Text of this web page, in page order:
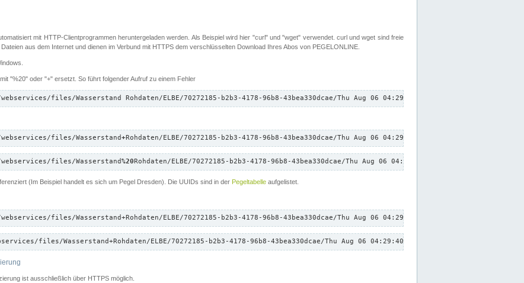
mit HTTP-Clientprogrammen heruntergeladen werden. Als Beispiel wird hier "curl" und "wget" verwendet. curl und wget sind freie
aus dem Internet und dienen im Verbund mit HTTPS dem verschlüsselten Download Ihres Abos von PEGELONLINE.
"%20" oder "+" ersetzt. So führt folgender Aufruf zu einem Fehler
files/Wasserstand Rohdaten/ELBE/70272185-b2b3-4178-96b8-43bea330dcae/Thu Aug 06 04:29:40 CEST 2026/down.txt"
files/Wasserstand+Rohdaten/ELBE/70272185-b2b3-4178-96b8-43bea330dcae/Thu Aug 06 04:29:40 CEST 2026/down.txt"
files/Wasserstand%20Rohdaten/ELBE/70272185-b2b3-4178-96b8-43bea330dcae/Thu Aug 06 04:29:40 CEST 2026/down.txt"
(Im Beispiel handelt es sich um Pegel Dresden). Die UUIDs sind in der Pegeltabelle aufgelistet.
files/Wasserstand+Rohdaten/ELBE/70272185-b2b3-4178-96b8-43bea330dcae/Thu Aug 06 04:29:40 CEST 2026/down.txt"
files/Wasserstand+Rohdaten/ELBE/70272185-b2b3-4178-96b8-43bea330dcae/Thu Aug 06 04:29:40 CEST 2026/down.txt"
ist ausschließlich über HTTPS möglich.